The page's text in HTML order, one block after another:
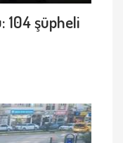
104 şüpheli